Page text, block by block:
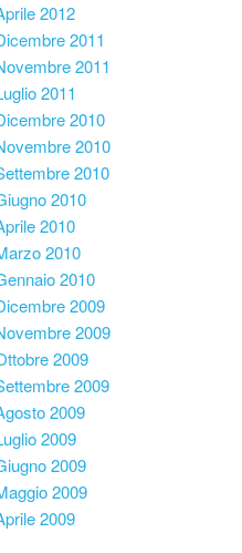
2012
2011
2011
2011
2010
2010
2010
2010
2010
2010
2010
2009
2009
2009
2009
2009
2009
2009
2009
2009